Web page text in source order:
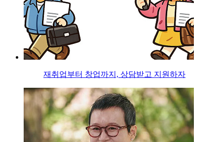
재취업부터 창업까지, 상담받고 지원하자